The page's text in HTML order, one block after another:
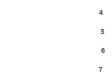
4
5
6
7